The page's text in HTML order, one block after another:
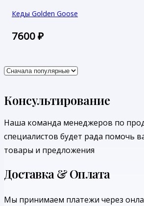
Кеды Golden Goose
7600₽
Консультирование
Наша команда менеджеров по
специалистов будет рада помочь
товары и предложения
Доставка & Оплата
Мы принимаем платежи через